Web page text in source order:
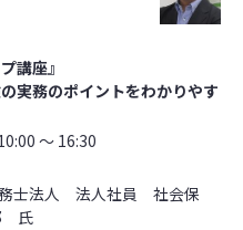
講座』
実務のポイントをわかりやす
～ 16:30
務士法人 法人社員 社会保
氏